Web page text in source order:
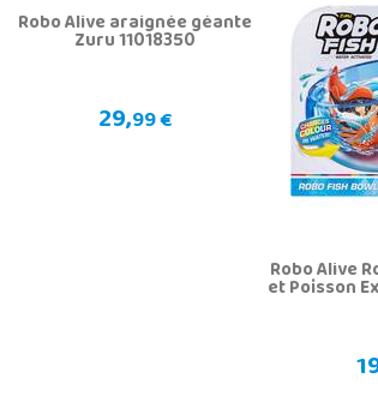
Robo Alive araignée géante
Zuru 11018350
29,99 €
Robo Alive
et Poisson